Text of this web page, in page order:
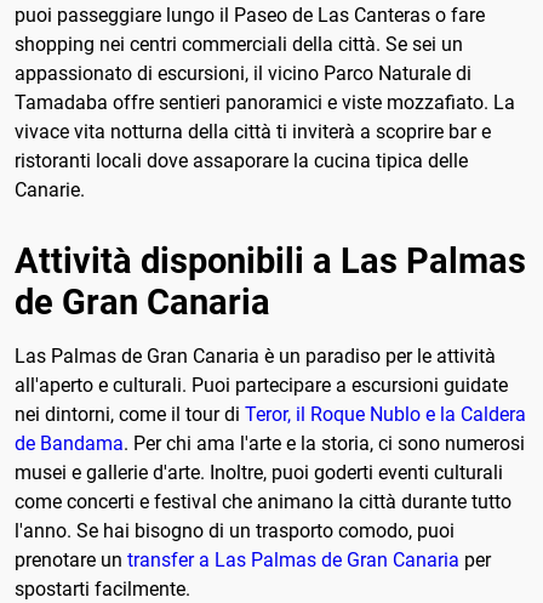
puoi passeggiare lungo il Paseo de Las Canteras o fare
shopping nei centri commerciali della città. Se sei un
appassionato di escursioni, il vicino Parco Naturale di
Tamadaba offre sentieri panoramici e viste mozzafiato. La
vivace vita notturna della città ti inviterà a scoprire bar e
ristoranti locali dove assaporare la cucina tipica delle
Canarie.
Attività disponibili a Las Palmas
de Gran Canaria
Las Palmas de Gran Canaria è un paradiso per le attività
all'aperto e culturali. Puoi partecipare a escursioni guidate
nei dintorni, come il tour di Teror, il Roque Nublo e la Caldera
de Bandama. Per chi ama l'arte e la storia, ci sono numerosi
musei e gallerie d'arte. Inoltre, puoi goderti eventi culturali
come concerti e festival che animano la città durante tutto
l'anno. Se hai bisogno di un trasporto comodo, puoi
prenotare un transfer a Las Palmas de Gran Canaria per
spostarti facilmente.